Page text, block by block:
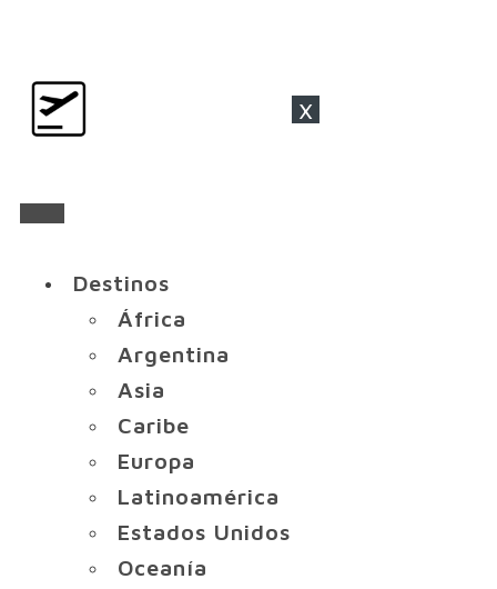
x
Destinos
África
Argentina
Asia
Caribe
Europa
Latinoamérica
Estados Unidos
Oceanía